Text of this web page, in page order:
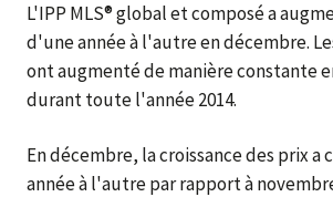
L'IPP MLS® global et composé a
d'une année à l'autre en décembre.
ont augmenté de manière constante
durant toute l'année 2014.
En décembre, la croissance des prix
année à l'autre par rapport à